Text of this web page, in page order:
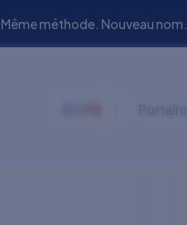
méthode. Nouveau nom.